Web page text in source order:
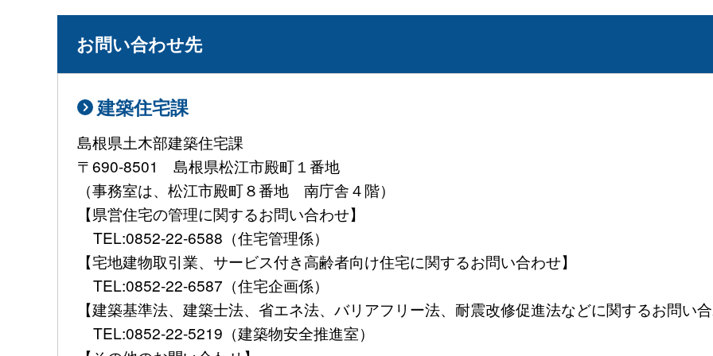
お問い合わせ先
建築住宅課
島根県土木部建築住宅課
〒690-8501 島根県松江市殿町１番地
（事務室は、松江市殿町８番地 南庁舎４階）
【県営住宅の管理に関するお問い合わせ】
TEL:0852-22-6588（住宅管理係）
【宅地建物取引業、サービス付き高齢者向け住宅に関するお問い合わせ】
TEL:0852-22-6587（住宅企画係）
【建築基準法、建築士法、省エネ法、バリアフリー法、耐震改修促進法などに関するお問い
TEL:0852-22-5219（建築物安全推進室）